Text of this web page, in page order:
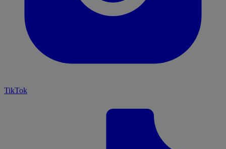
TikTok